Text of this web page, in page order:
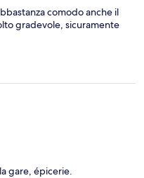
comodo anche il
gradevole, sicuramente
gare, épicerie.